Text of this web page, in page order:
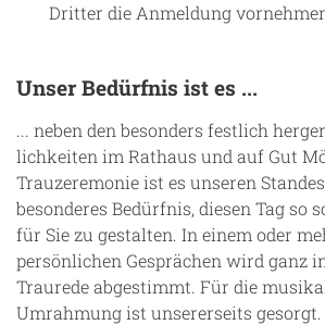
Dritter die Anmeldung
Unser Bedürfnis ist es ...
... neben den besonders festlich
lichkeiten im Rathaus und auf Gut
Trauzeremonie ist es unseren
besonderes Bedürfnis, diesen Tag so
für Sie zu gestalten. In einem oder
persönlichen Gesprächen wird ganz
Traurede abgestimmt. Für die
Umrahmung ist unsererseits gesorgt.